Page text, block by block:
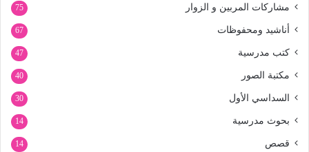
مشاركات المربين و الزوار 75
أناشيد ومحفوظات 67
كتب مدرسية 47
مكتبة الصور 40
السداسي الأول 30
بحوث مدرسية 14
قصص 14